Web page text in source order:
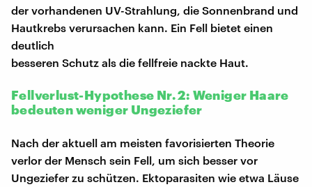
der vorhandenen UV-Strahlung, die Sonnenbrand und
Hautkrebs verursachen kann. Ein Fell bietet einen
deutlich
besseren Schutz als die fellfreie nackte Haut.
Fellverlust-Hypothese Nr. 2: Weniger Haare
bedeuten weniger Ungeziefer
Nach der aktuell am meisten favorisierten Theorie
verlor der Mensch sein Fell, um sich besser vor
Ungeziefer zu schützen. Ektoparasiten wie etwa Läuse